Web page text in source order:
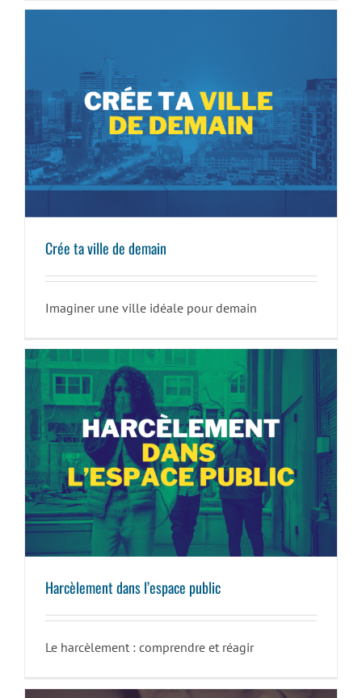
Crée ta ville de demain
Crée ta ville de demain
Imaginer une ville idéale pour demain
Harcèlement dans l’espace public
Harcèlement dans l’espace public
Le harcèlement : comprendre et réagir